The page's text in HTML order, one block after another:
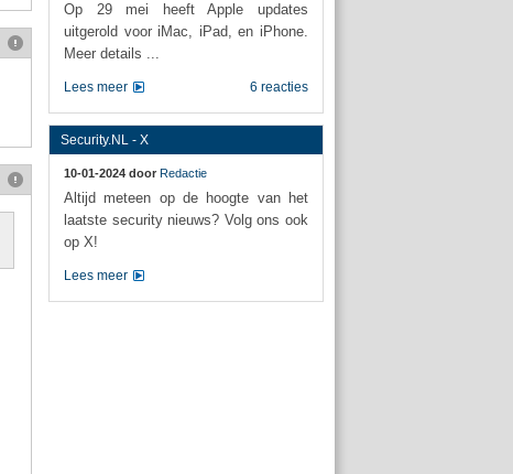
Op 29 mei heeft Apple updates
uitgerold voor iMac, iPad, en iPhone.
Meer details ...
6 reacties
Lees meer
Security.NL - X
10-01-2024 door Redactie
Altijd meteen op de hoogte van het
laatste security nieuws? Volg ons ook
op X!
Lees meer